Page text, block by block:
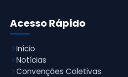
Acesso Rápido
Início
Notícias
Convenções Coletivas